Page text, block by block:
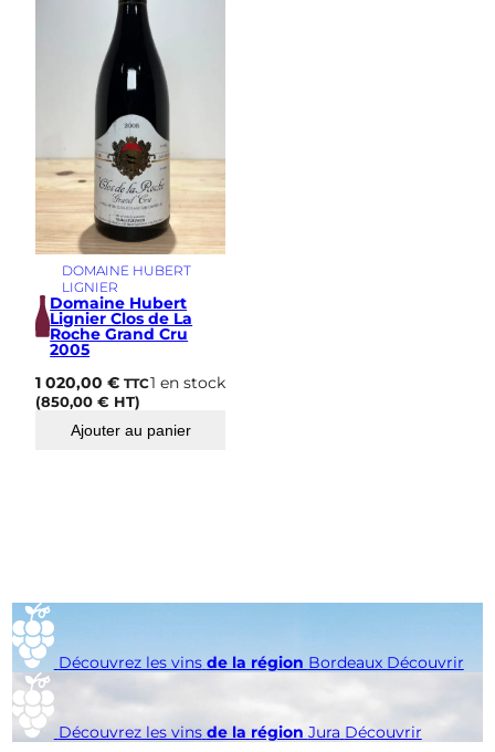
DOMAINE HUBERT
LIGNIER
Domaine Hubert
Lignier Clos de La
Roche Grand Cru
2005
1 020,00€ TTC
(850,00€ HT)
1 en stock
Ajouter au panier
Découvrez les vins de la région Bordeaux Découvrir
Découvrez les vins de la région Jura Découvrir